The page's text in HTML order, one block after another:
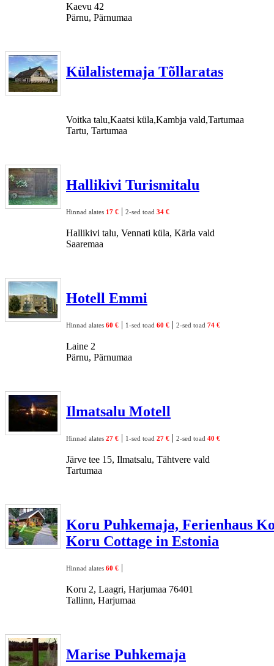
Kaevu 42
Pärnu, Pärnumaa
Külalistemaja Tõllaratas
Voitka talu,Kaatsi küla,Kambja vald,Tartumaa
Tartu, Tartumaa
Hallikivi Turismitalu
Hinnad alates 17 € | 2-sed toad 34 €
Hallikivi talu, Vennati küla, Kärla vald
Saaremaa
Hotell Emmi
Hinnad alates 60 € | 1-sed toad 60 € | 2-sed toad 74 €
Laine 2
Pärnu, Pärnumaa
Ilmatsalu Motell
Hinnad alates 27 € | 1-sed toad 27 € | 2-sed toad 40 €
Järve tee 15, Ilmatsalu, Tähtvere vald
Tartumaa
Koru Puhkemaja, Ferienhaus
Koru Cottage in Estonia
Hinnad alates 60 € |
Koru 2, Laagri, Harjumaa 76401
Tallinn, Harjumaa
Marise Puhkemaja